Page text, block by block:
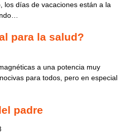
los días de vacaciones están a la
para la salud?
a una potencia muy
para todos, pero en especial
padre